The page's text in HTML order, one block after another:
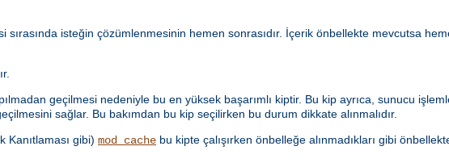
isteğin çözümlenmesinin hemen sonrasıdır. İçerik önbellekte mevcutsa
geçilmesi nedeniyle bu en yüksek başarımlı kiptir. Bu kip ayrıca, sunucu
sağlar. Bu bakımdan bu kip seçilirken bu durum dikkate alınmalıdır.
Kanıtlaması gibi) mod_cache bu kipte çalışırken önbelleğe alınmadıkları gibi